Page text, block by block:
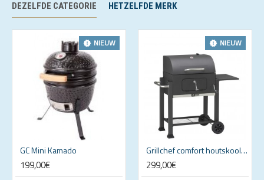
DEZELFDE CATEGORIE HETZELFDE MERK
NIEUW
GC Mini Kamado
199,00€
NIEUW
Grillchef comfort houtskool bbq 108x112x68cm
299,00€